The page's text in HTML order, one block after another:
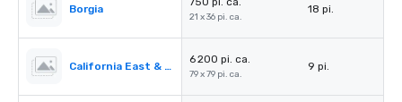
Borgia
21 x 36 pi. ca.
18 pi.
California East & West
6 200 pi. ca.
79 x 79 pi. ca.
9 pi.